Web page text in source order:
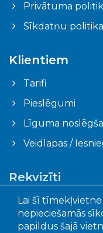
Privātuma
Sīkdatņu politika
Klientiem
Tarifi
Pieslēgumi
Līguma
Veidlapas /
Rekvizīti
Ogres novada
komunikācijas"
Faktiskā adrese:
Lai šī
nepieciešamās
papildus šajā